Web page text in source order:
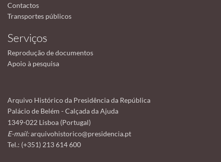
Contactos
Transportes públicos
Serviços
Reprodução de documentos
Apoio à pesquisa
Arquivo Histórico da Presidência da República
Palácio de Belém - Calçada da Ajuda
1349-022 Lisboa (Portugal)
E-mail:arquivohistorico@presidencia.pt
Tel.: (+351) 213 614 600